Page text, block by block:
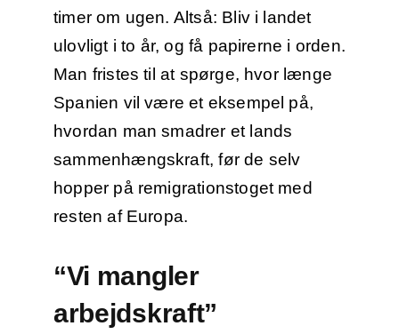
timer om ugen. Altså: Bliv i landet
ulovligt i to år, og få papirerne i orden.
Man fristes til at spørge, hvor længe
Spanien vil være et eksempel på,
hvordan man smadrer et lands
sammenhængskraft, før de selv
hopper på remigrationstoget med
resten af Europa.
“Vi mangler
arbejdskraft”